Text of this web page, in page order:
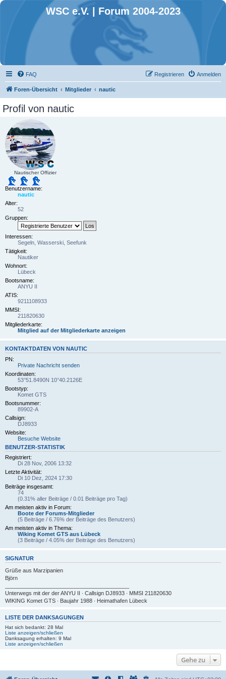
WSC e.V. | Forum 2004-2023
FAQ Anmelden
Registrieren
Foren-Übersicht Mitglieder nautic
Profil von nautic
Nautischer Offizier
Benutzername:
nautic
Alter:
52
Gruppen:
Interessen:
Segeln, Wasserski, Seefunk
Tätigkeit:
Nautiker
Wohnort:
Lübeck
Bootsname:
ANYU II
ATIS:
9211108933
MMSI:
211820630
Mitgliederkarte:
Mitglied auf der Mitgliederkarte anzeigen
KONTAKTDATEN VON NAUTIC
PN:
Private Nachricht senden
Koordinaten:
53°51.8490N 10°40.2126E
Bootstyp:
Komet GTS
Bootsnummer:
89902-A
Callsign:
DJ8933
Website:
Besuche Website
BENUTZER-STATISTIK
Registriert:
Di 28 Nov, 2006 13:32
Letzte Aktivität:
Di 10 Dez, 2024 17:30
Beiträge insgesamt:
74
(0.31% aller Beiträge / 0.01 Beiträge pro Tag)
Am meisten aktiv in Forum:
Boote der Forums-Mitglieder
(5 Beiträge / 6.76% der Beiträge des Benutzers)
Am meisten aktiv in Thema:
Wiking Komet GTS aus Lübeck
(3 Beiträge / 4.05% der Beiträge des Benutzers)
SIGNATUR
Grüße aus Marzipanien
Björn
Unterwegs mit der der ANYU II ∙ Callsign DJ8933 ∙ MMSI 211820630
WIKING Komet GTS ∙ Baujahr 1988 ∙ Heimathafen Lübeck
LISTE DER DANKSAGUNGEN
Hat sich bedankt: 28 Mal
Liste anzeigen/schließen
Danksagung erhalten: 9 Mal
Liste anzeigen/schließen
Gehe zu